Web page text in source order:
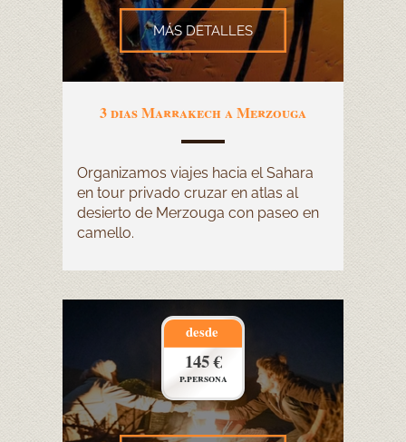
3 dias Marrakech a Merzouga
Organizamos viajes hacia el Sahara
en tour privado cruzar en atlas al
desierto de Merzouga con paseo en
camello.
MÁS DETALLES
desde
145 €
p.persona